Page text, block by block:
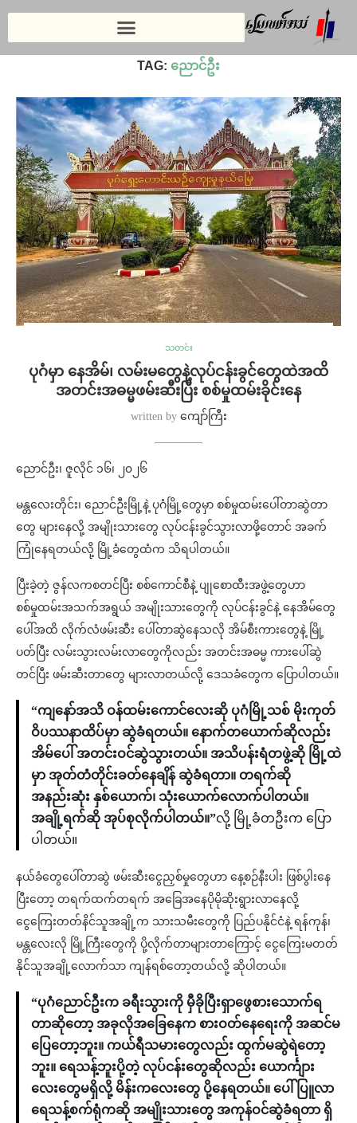
TAG: ညောင်ဦး
သတင်း
⁨ပုဂံမှာ နေအိမ်၊ လမ်းမတွေနဲ့လုပ်ငန်းခွင်တွေထဲအထိ
အတင်းအဓမ္မဖမ်းဆီးပြီး စစ်မှုထမ်းခိုင်းနေ
written by ကျော်ကြီး
ညောင်ဦး၊ ဇူလိုင် ၁၆၊ ၂၀၂၆
မန္တလေးတိုင်း၊ ညောင်ဦးမြို့နဲ့ ပုဂံမြို့တွေမှာ စစ်မှုထမ်းပေါ်တာဆွဲတာ
တွေ များနေလို့ အမျိုးသားတွေ လုပ်ငန်းခွင်သွားလာဖို့တောင် အခက်
ကြုံနေရတယ်လို့ မြို့ခံတွေထံက သိရပါတယ်။
ပြီးခဲ့တဲ့ ဇွန်လကစတင်ပြီး စစ်ကောင်စီနဲ့ ပျုစောထီးအဖွဲ့တွေဟာ
စစ်မှုထမ်းအသက်အရွယ် အမျိုးသားတွေကို လုပ်ငန်းခွင်နဲ့ နေအိမ်တွေ
ပေါ်အထိ လိုက်လံဖမ်းဆီး ပေါ်တာဆွဲနေသလို အိမ်စီးကားတွေနဲ့ မြို့
ပတ်ပြီး လမ်းသွားလမ်းလာတွေကိုလည်း အတင်းအဓမ္မ ကားပေါ်ဆွဲ
တင်ပြီး ဖမ်းဆီးတာတွေ များလာတယ်လို့ ဒေသခံတွေက ပြောပါတယ်။
“ကျနော်အသိ ဝန်ထမ်းကောင်လေးဆို ပုဂံမြို့သစ် မိုးကုတ်
ဝိပဿနာထိပ်မှာ ဆွဲခံရတယ်။ နောက်တယောက်ဆိုလည်း
အိမ်ပေါ် အတင်းဝင်ဆွဲသွားတယ်။ အသိပန်းရံတဖွဲ့ဆို မြို့ထဲ
မှာ အုတ်တံတိုင်းခတ်နေချိန် ဆွဲခံရတာ။ တရက်ဆို
အနည်းဆုံး နှစ်ယောက်၊ သုံးယောက်လောက်ပါတယ်။
အချို့ရက်ဆို အုပ်စုလိုက်ပါတယ်။”လို့ မြို့ခံတဦးက ပြော
ပါတယ်။
နယ်ခံတွေပေါ်တာဆွဲ ဖမ်းဆီးငွေညှစ်မှုတွေဟာ နေ့စဉ်နီးပါး ဖြစ်ပွါးနေ
ပြီးတော့ တရက်ထက်တရက် အခြေအနေပိုမိုဆိုးရွားလာ​နေလို့
ငွေကြေးတတ်နိင်သူအချို့က သားသမီးတွေကို ပြည်ပနိုင်ငံနဲ့ ရန်ကုန်၊
မန္တလေးလို မြို့ကြီးတွေကို ပို့လိုက်တာများတာကြောင့် ငွေကြေးမတတ်
နိုင်သူအချို့လောက်သာ ကျန်ရစ်တော့တယ်လို့ ဆိုပါတယ်။
“ပုဂံညောင်ဦးက ခရီးသွားကို မှီခိုပြီးရှာဖွေစားသောက်ရ
တာဆိုတော့ အခုလိုအခြေနေက စားဝတ်နေရေးကို အဆင်မ
ပြေတော့ဘူး။ ကယ်ရီသမားတွေလည်း ထွက်မဆွဲရဲတော့
ဘူး။ ရေသန့်ဘူးပို့တဲ့ လု​ပ်ငန်းတွေဆိုလည်း ယောင်္ကျား
လေးတွေမရှိလို့ မိန်းကလေးတွေ ပို့နေရတယ်။ ပေါ်ပြူလာ
ရေသန့်စက်ရုံကဆို အမျိုးသားတွေ အကုန်ဝင်ဆွဲခံရတာ ရှိ